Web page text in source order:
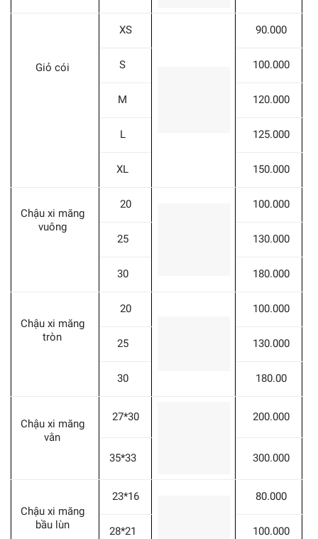
Giỏ cói
XS 90.000
S 100.000
M 120.000
L 125.000
XL 150.000
Chậu xi măng
vuông
20 100.000
25 130.000
30 180.000
Chậu xi măng
tròn
20 100.000
25 130.000
30 180.00
Chậu xi măng
vằn
27*30 200.000
35*33 300.000
Chậu xi măng
bầu lùn
23*16 80.000
28*21 100.000